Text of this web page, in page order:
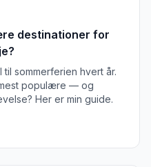
destinationer for
sommerferien hvert år.
populære — og
Her er min guide.